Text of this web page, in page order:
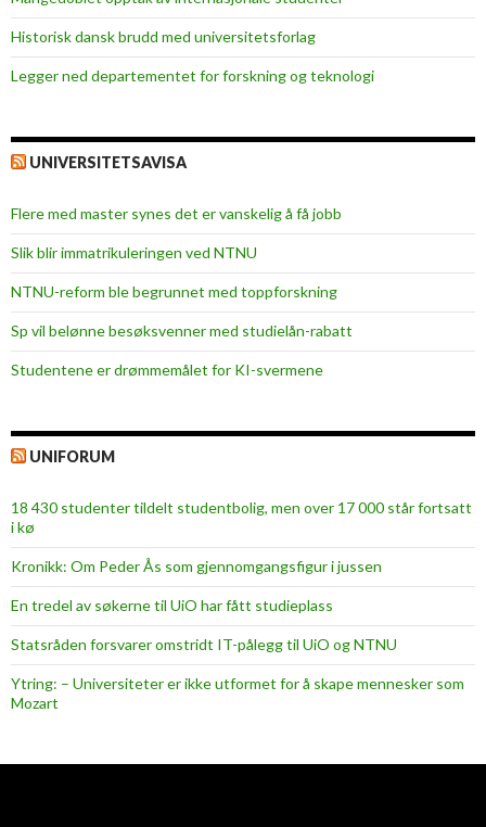
Historisk dansk brudd med universitetsforlag
Legger ned departementet for forskning og teknologi
UNIVERSITETSAVISA
Flere med master synes det er vanskelig å få jobb
Slik blir immatrikuleringen ved NTNU
NTNU-reform ble begrunnet med toppforskning
Sp vil belønne besøksvenner med studielån-rabatt
Studentene er drømmemålet for KI-svermene
UNIFORUM
18 430 studenter tildelt studentbolig, men over 17 000 står fortsatt
i kø
Kronikk: Om Peder Ås som gjennomgangsfigur i jussen
En tredel av søkerne til UiO har fått studieplass
Statsråden forsvarer omstridt IT-pålegg til UiO og NTNU
Ytring: – Universiteter er ikke utformet for å skape mennesker som
Mozart